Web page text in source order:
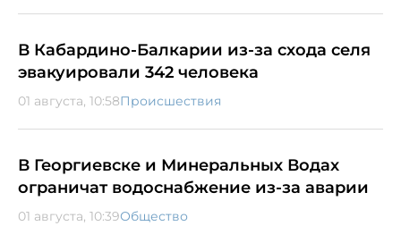
В Кабардино-Балкарии из-за схода селя
эвакуировали 342 человека
01 августа, 10:58Происшествия
В Георгиевске и Минеральных Водах
ограничат водоснабжение из-за аварии
01 августа, 10:39Общество